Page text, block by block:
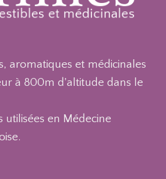
aromatiques et médicinales
à 800m d'altitude dans le
utilisées en Médecine